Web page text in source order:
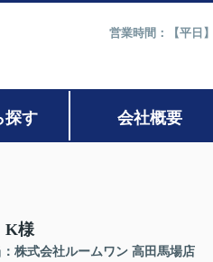
営業時間：【平日
探す 会社概要
K様
株式会社ルームワン 高田馬場店